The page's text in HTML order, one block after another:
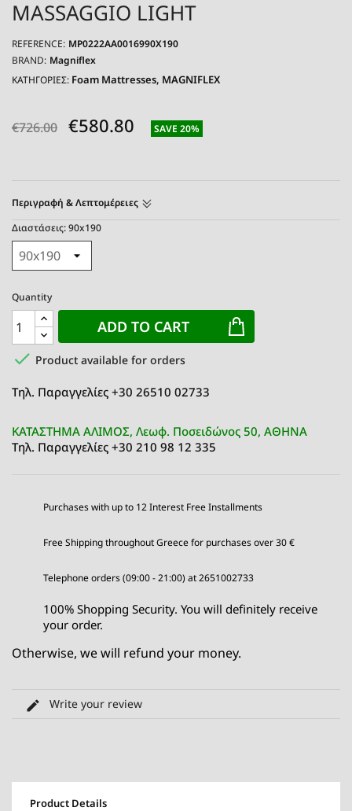
MASSAGGIO LIGHT
REFERENCE: MP0222AA0016990X190
BRAND: Magniflex
ΚΑΤΗΓΟΡΙΕΣ: Foam Mattresses MAGNIFLEX
€726.00 €580.80 SAVE 20%
Περιγραφή & Λεπτομέρειες
Διαστάσεις: 90x190
Quantity
ADD TO CART
 Product available for orders
Τηλ. Παραγγελίες +30 26510 02733
ΚΑΤΑΣΤΗΜΑ ΑΛΙΜΟΣ, Λεωφ. Ποσειδώνος 50, ΑΘΗΝΑ
Τηλ. Παραγγελίες +30 210 98 12 335
Purchases with up to 12 Interest Free Installments
Free Shipping throughout Greece for purchases over 30 €
Telephone orders (09:00 - 21:00) at 2651002733
100% Shopping Security. You will definitely receive
your order.
Otherwise, we will refund your money.
Write your review
Product Details